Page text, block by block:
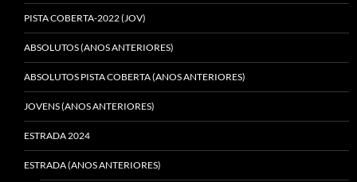
PISTA COBERTA-2022 (JOV)
ABSOLUTOS (ANOS ANTERIORES)
ABSOLUTOS PISTA COBERTA (ANOS ANTERIORES)
JOVENS (ANOS ANTERIORES)
ESTRADA 2024
ESTRADA (ANOS ANTERIORES)